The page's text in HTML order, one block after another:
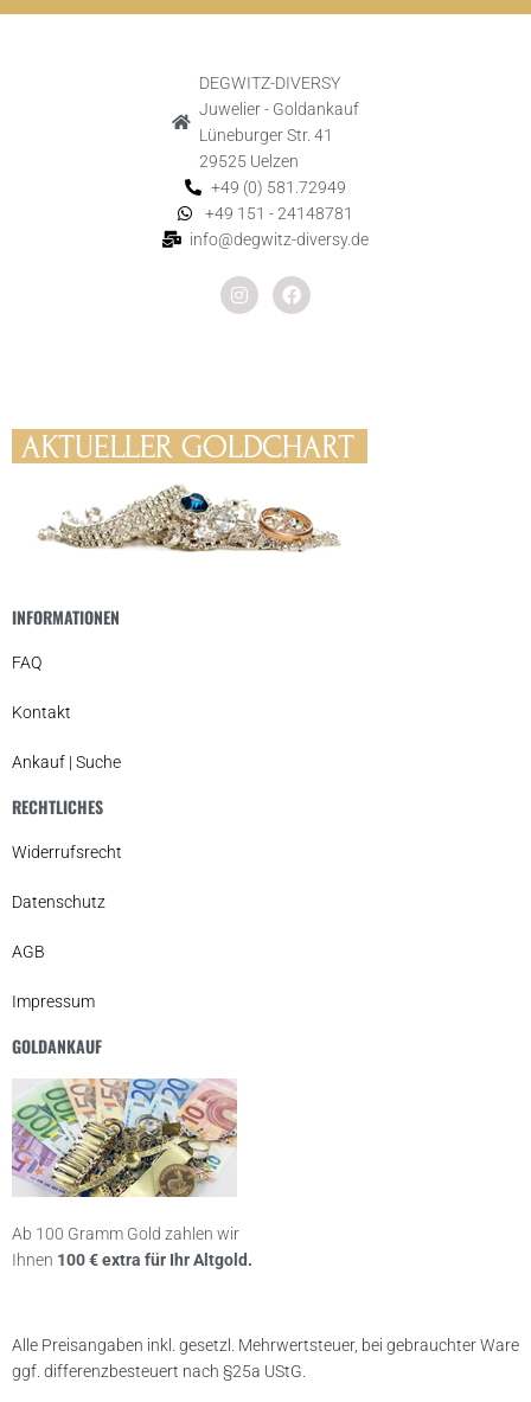
DEGWITZ-DIVERSY
Juwelier - Goldankauf
Lüneburger Str. 41
29525 Uelzen
+49 (0) 581.72949
+49 151 - 24148781
info@degwitz-diversy.de
INFORMATIONEN
FAQ
Kontakt
Ankauf | Suche
RECHTLICHES
Widerrufsrecht
Datenschutz
AGB
Impressum
GOLDANKAUF
Ab 100 Gramm Gold zahlen wir
Ihnen 100 € extra für Ihr Altgold.
Alle Preisangaben inkl. gesetzl. Mehrwertsteuer, bei gebrauchter Ware
ggf. differenzbesteuert nach §25a UStG.